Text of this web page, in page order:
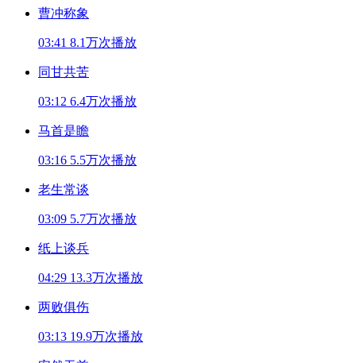
曹冲称象
03:41 8.1万次播放
同甘共苦
03:12 6.4万次播放
马首是瞻
03:16 5.5万次播放
老生常谈
03:09 5.7万次播放
纸上谈兵
04:29 13.3万次播放
两败俱伤
03:13 19.9万次播放